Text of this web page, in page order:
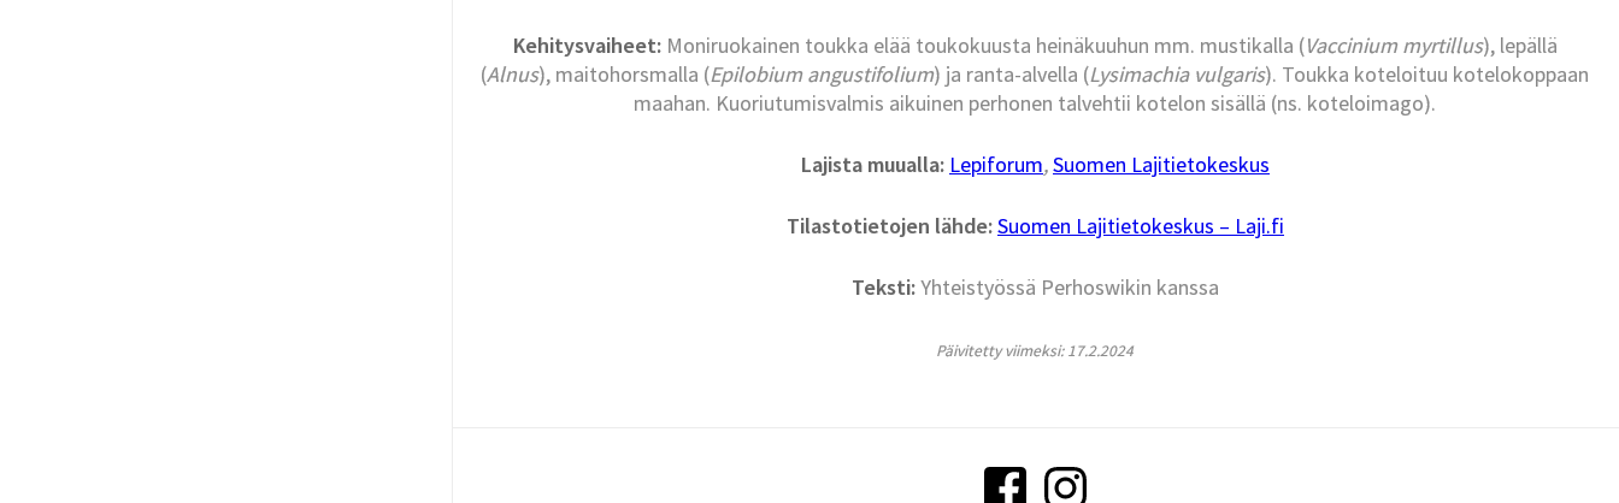
Kehitysvaiheet:Moniruokainen toukka elää toukokuusta heinäkuuhun mm. mustikalla (Vaccinium myrtillus), lepällä
(Alnus), maitohorsmalla (Epilobium angustifolium) ja ranta-alvella (Lysimachia vulgaris). Toukka koteloituu kotelokoppaan
maahan. Kuoriutumisvalmis aikuinen perhonen talvehtii kotelon sisällä (ns. koteloimago).
Lajista muualla: Lepiforum,Suomen Lajitietokeskus
Tilastotietojen lähde:Suomen Lajitietokeskus – Laji.fi
Teksti:Yhteistyössä Perhoswikin kanssa
Päivitetty viimeksi: 17.2.2024